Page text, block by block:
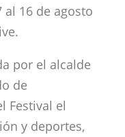
16 de agosto
por el alcalde
de
Festival el
y deportes,